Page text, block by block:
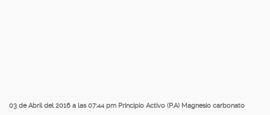
03 de Abril del 2016 a las 07:44 pm Principio Activo (P.A) Magnesio carbonato